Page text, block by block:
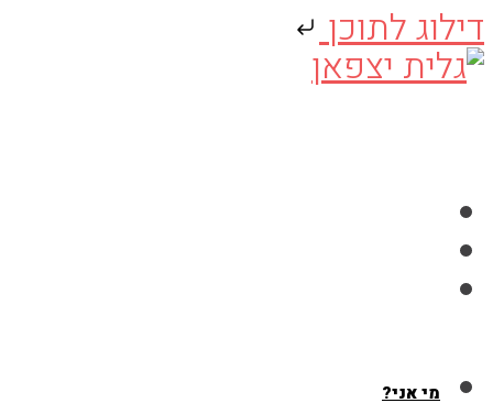
דילוג לתוכן
Skip
מי אני?